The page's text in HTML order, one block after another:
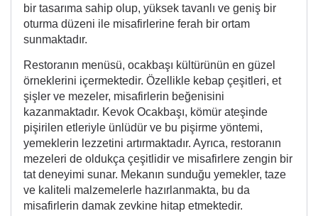
bir tasarıma sahip olup, yüksek tavanlı ve geniş bir
oturma düzeni ile misafirlerine ferah bir ortam
sunmaktadır.
Restoranın menüsü, ocakbaşı kültürünün en güzel
örneklerini içermektedir. Özellikle kebap çeşitleri, et
şişler ve mezeler, misafirlerin beğenisini
kazanmaktadır. Kevok Ocakbaşı, kömür ateşinde
pişirilen etleriyle ünlüdür ve bu pişirme yöntemi,
yemeklerin lezzetini artırmaktadır. Ayrıca, restoranın
mezeleri de oldukça çeşitlidir ve misafirlere zengin bir
tat deneyimi sunar. Mekanın sunduğu yemekler, taze
ve kaliteli malzemelerle hazırlanmakta, bu da
misafirlerin damak zevkine hitap etmektedir.